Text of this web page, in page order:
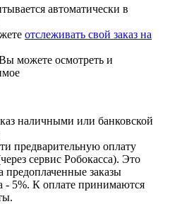
автоматически в
отслеживать свой заказ на
можете осмотреть и
наличными или банковской
предварительную оплату
сервис Робокасса). Это
заказы
- 5%. К оплате принимаются